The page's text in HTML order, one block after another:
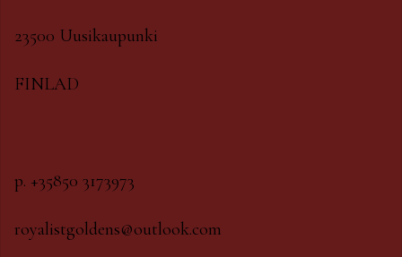
23500 Uusikaupunki
FINLAD
p. +35850 3173973
royalistgoldens@outlook.com